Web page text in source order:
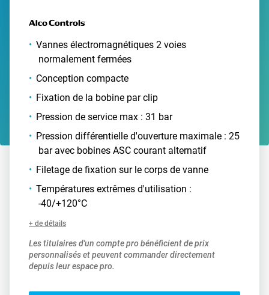
Vannes électromagnétiques 2 voies
normalement fermées
Conception compacte
Fixation de la bobine par clip
Pression de service max : 31 bar
Pression différentielle d'ouverture maximale : 25
bar avec bobines ASC courant alternatif
Filetage de fixation sur le corps de vanne
Températures extrêmes d'utilisation :
-40/+120°C
+ de détails
Les titulaires d'un compte pro bénéficient de prix
personnalisés et peuvent commander directement
depuis leur espace pro.